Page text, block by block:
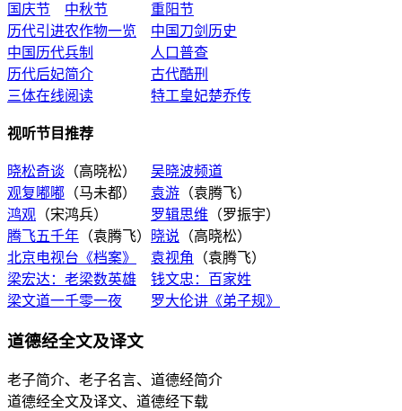
国庆节
中秋节
重阳节
历代引进农作物一览
中国刀剑历史
中国历代兵制
人口普查
历代后妃简介
古代酷刑
三体在线阅读
特工皇妃楚乔传
视听节目推荐
晓松奇谈 （高晓松） 吴晓波频道
观复嘟嘟 （马未都） 袁游 （袁腾飞）
鸿观 （宋鸿兵） 罗辑思维 （罗振宇）
腾飞五千年 （袁腾飞） 晓说 （高晓松）
北京电视台《档案》
袁视角
（袁腾飞）
梁宏达：老梁数英雄
钱文忠：百家姓
梁文道一千零一夜
罗大伦讲《弟子规》
道德经全文及译文
老子简介、老子名言、道德经简介
道德经全文及译文、道德经下载